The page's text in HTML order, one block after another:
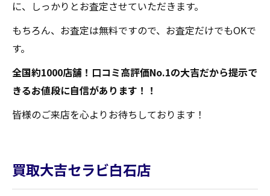
に、しっかりとお査定させていただきます。
もちろん、お査定は無料ですので、お査定だけでもOKで
す。
全国約1000店舗！口コミ高評価No.1の大吉だから提示で
きるお値段に自信があります！！
皆様のご来店を心よりお待ちしております！
買取大吉セラビ白石店